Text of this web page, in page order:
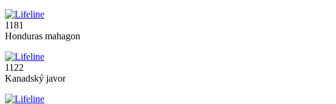
1181
Honduras mahagon
1122
Kanadský javor